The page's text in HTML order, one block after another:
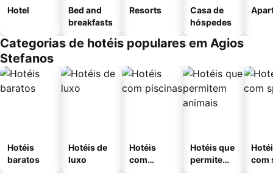
Hotel
Bed and
breakfasts
Resorts
Casa de
hóspedes
Categorias de hotéis populares em Agios
Stefanos
Hotéis
baratos
Hotéis de
luxo
Hotéis
com
Hotéis que
permitem
com